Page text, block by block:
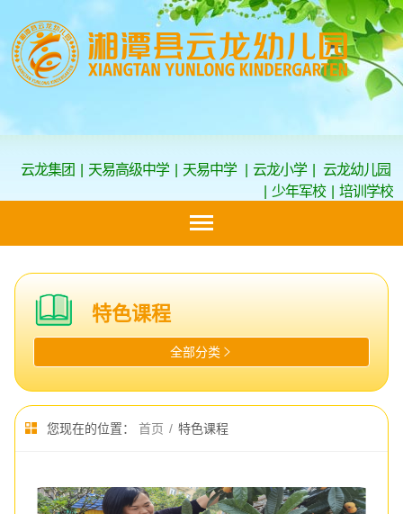
云龙集团 天易高级中学| 天易中学 云龙小学|
云龙幼儿园
少年军校| 培训学校
特色课程
全部分类 
您现在的位置： 首页 / 特色课程